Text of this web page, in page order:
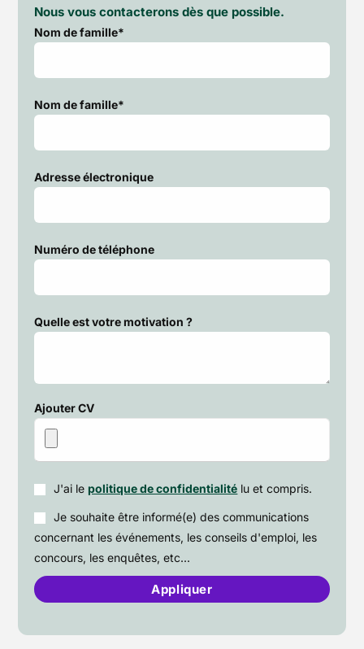
Nous vous contacterons dès que possible.
Nom de famille*
Nom de famille*
Adresse électronique
Numéro de téléphone
Quelle est votre motivation ?
Ajouter CV
J'ai lepolitique de confidentialité lu et compris.
Je souhaite être informé(e) des communications
concernant les événements, les conseils d'emploi, les
concours, les enquêtes, etc...